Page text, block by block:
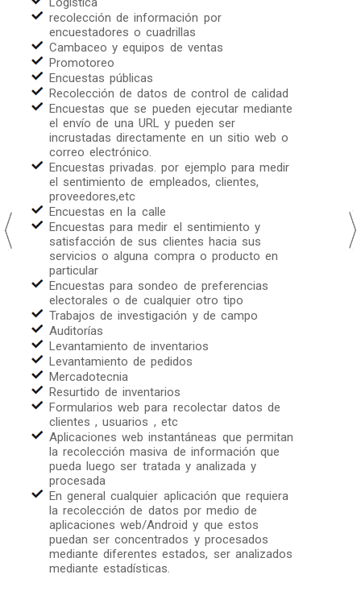
recolección de información por
encuestadores o cuadrillas
Cambaceo y equipos de ventas
Promotoreo
Encuestas públicas
Recolección de datos de control de calidad
Encuestas que se pueden ejecutar mediante
el envío de una URL y pueden ser
incrustadas directamente en un sitio web o
correo electrónico.
Encuestas privadas. por ejemplo para medir
el sentimiento de empleados, clientes,
proveedores,etc
Encuestas en la calle
Encuestas para medir el sentimiento y
satisfacción de sus clientes hacia sus
servicios o alguna compra o producto en
particular
Encuestas para sondeo de preferencias
electorales o de cualquier otro tipo
Trabajos de investigación y de campo
Auditorías
Levantamiento de inventarios
Levantamiento de pedidos
Mercadotecnia
Resurtido de inventarios
Formularios web para recolectar datos de
clientes , usuarios , etc
Aplicaciones web instantáneas que permitan
la recolección masiva de información que
pueda luego ser tratada y analizada y
procesada
En general cualquier aplicación que requiera
la recolección de datos por medio de
aplicaciones web/Android y que estos
puedan ser concentrados y procesados
mediante diferentes estados, ser analizados
mediante estadísticas.